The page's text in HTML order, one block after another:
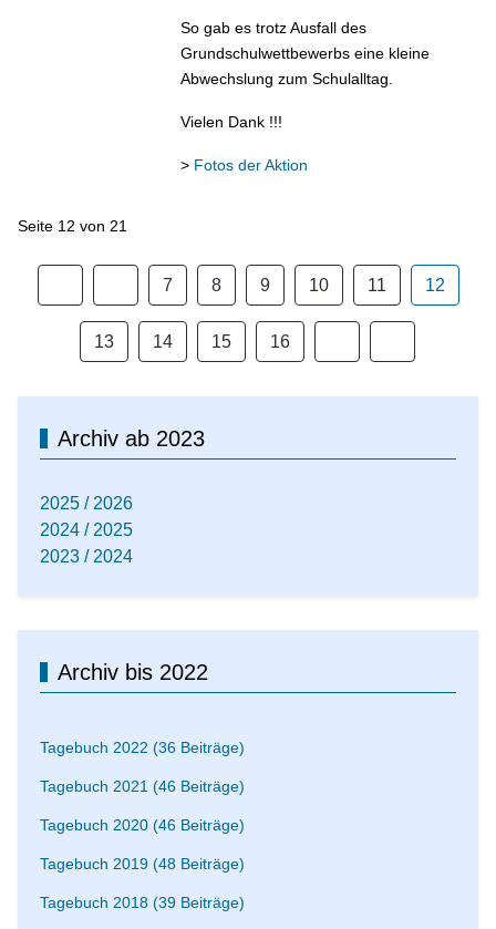
So gab es trotz Ausfall des
Grundschulwettbewerbs eine kleine
Abwechslung zum Schulalltag.
Vielen Dank !!!
> Fotos der Aktion
Seite 12 von 21
7 8 9 10 11 12
13 14 15 16
Archiv ab 2023
2025 / 2026
2024 / 2025
2023 / 2024
Archiv bis 2022
Tagebuch 2022 (36 Beiträge)
Tagebuch 2021 (46 Beiträge)
Tagebuch 2020 (46 Beiträge)
Tagebuch 2019 (48 Beiträge)
Tagebuch 2018 (39 Beiträge)